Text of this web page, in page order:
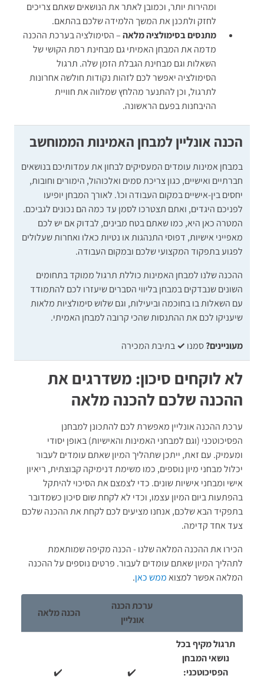
ומהירות יותר, וכמובן לאתר את הנושאים שאתם צריכים
לחזק ולתכנן את המשך הלמידה שלכם בהתאם.
מתנסים בסימולציה מלאה–הסימולציה בערכת ההכנה
מדמה את המבחן האמיתי גם מבחינת רמת הקושי של
השאלות וגם מבחינת הגבלת הזמן שלה. תרגול
הסימולציה יאפשר לכם לזהות נקודות חולשה אחרונות
לתרגול, וכן להתנער מהלחץ שמלווה את חוויית
ההיבחנות בפעם הראשונה.
הכנה אונליין למבחן האמינות הממוחשב
במבחן אמינות עומדים המעסיקים לבחון את עמדותיכם בנושאים
חברתיים ואישיים, כגון צריכת סמים ואלכוהול, הימורים וחובות,
יחסים בין-אישיים במקום העבודה וכו'. לאורך המבחן יופיעו
לפניכם היגדים, ואתם תצטרכו לסמן עד כמה הם נכונים לגביכם.
המטרה כאן היא, כמו שאתם בטח מבינים, לבדוק אם יש לכם
מאפייני אישיות, דפוסי התנהגות או נטיות כאלו ואחרות שעלולים
לפגוע בתפקוד המקצועי שלכם ובמקום העבודה.
ההכנה שלנו למבחן האמינות כוללת תרגול ממוקד בתחומים
השונים שנבדקים במבחן בליווי הסברים שיעזרו לכם להתמודד
עם השאלות בו בחוכמה וביעילות, וגם שלוש סימולציות מלאות
שיעניקו לכם את ההתנסות שהכי קרובה למבחן האמיתי.
מעוניינים?סמנו ✓בתיבת המכירה
לא לוקחים סיכון: משדרגים את
ההכנה שלכם להכנה מלאה
ערכת ההכנה אונליין מאפשרת לכם להתכונן למבחנן
הפסיכוטכני (וגם למבחני האמינות והאישיות) באופן יסודי
ומעמיק. עם זאת, ייתכן שתהליך המיון שאתם עומדים לעבור
יכלול מבחני מיון נוספים, כמו משימת דנימיקה קבוצתית, ריאיון
אישי ומבחני אישיות שונים. כדי לצמצם את הסיכוי להיתקל
בהפתעות ביום המיון עצמו, וכדי לא לקחת שום סיכון כשמדובר
בתפקיד הבא שלכם, אנחנו מציעים לכם לקחת את ההכנה שלכם
צעד אחד קדימה.
הכירו את ההכנה המלאה שלנו - הכנה מקיפה שמותאמת
לתהליך המיון שאתם עומדים לעבור. פרטים נוספים על ההכנה
המלאה אפשר למצואממש כאן.
ערכת הכנה
אונליין
הכנה מלאה
תרגול מקיף בכל
נושאי המבחן
הפסיכוטכני:
✔️
✔️